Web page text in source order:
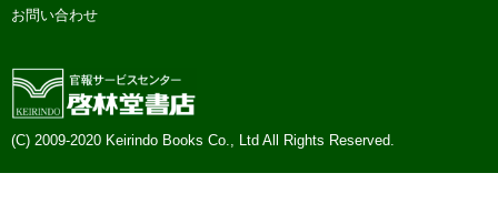
お問い合わせ
(C) 2009-2020 Keirindo Books Co., Ltd All Rights Reserved.